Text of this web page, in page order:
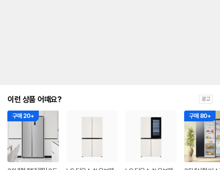
이런 상품 어때요? 광고
구매 20+ 구매 80+